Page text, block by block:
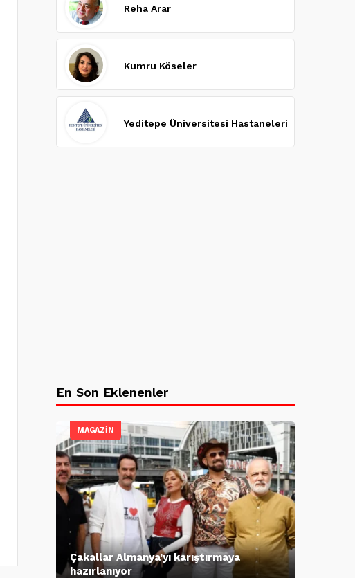
Reha Arar
Kumru Köseler
Yeditepe Üniversitesi Hastaneleri
En Son Eklenenler
MAGAZİN
Çakallar Almanya’yı karıştırmaya
hazırlanıyor